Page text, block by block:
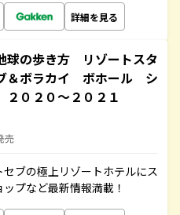
詳細を見る
球の歩き方 リゾートスタ
＆ボラカイ ボホール シ
０２０～２０２１
売
ブの極上リゾートホテルにス
プなど最新情報満載！